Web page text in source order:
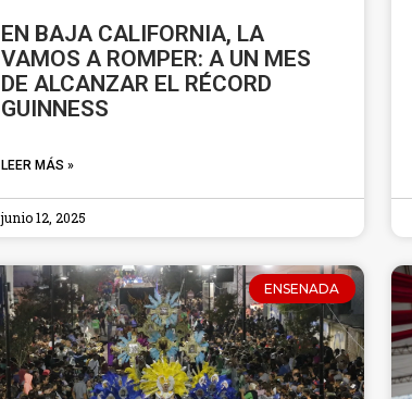
EN BAJA CALIFORNIA, LA
VAMOS A ROMPER: A UN MES
DE ALCANZAR EL RÉCORD
GUINNESS
LEER MÁS »
junio 12, 2025
ENSENADA